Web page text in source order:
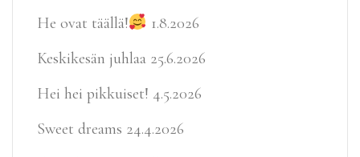
He ovat täällä!
1.8.2026
Keskikesän juhlaa 25.6.2026
Hei hei pikkuiset! 4.5.2026
Sweet dreams 24.4.2026